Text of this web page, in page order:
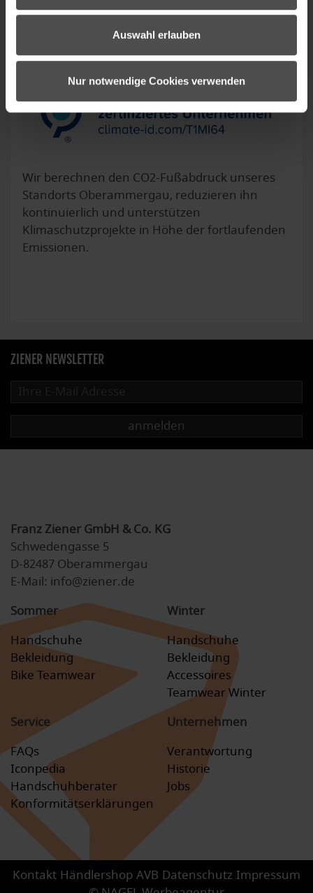
Auswahl erlauben
Nur notwendige Cookies verwenden
Wir berechnen den CO2-Fußabdruck unseres
Standorts Oberammergau, reduzieren ihn
kontinuierlich und unterstützen
Klimaschutzprojekte in Höhe der fortlaufenden
Emissionen.
ZIENER NEWSLETTER
anmelden
Franz Ziener GmbH & Co. KG
Schwedengasse 5
D-82487 Oberammergau
E-Mail: info@ziener.de
Sommer
Handschuhe
Bekleidung
Bike Teamwear
Winter
Handschuhe
Bekleidung
Accessoires
Teamwear Winter
Service
FAQs
Iconpedia
Handschuhberater
Konformitätserklärungen
Unternehmen
Verantwortung
Historie
Jobs
Kontakt Händlershop AVB Datenschutz Impressum